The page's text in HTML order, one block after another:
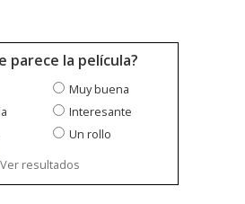
parece la película?
Muy buena
Interesante
Un rollo
Ver resultados